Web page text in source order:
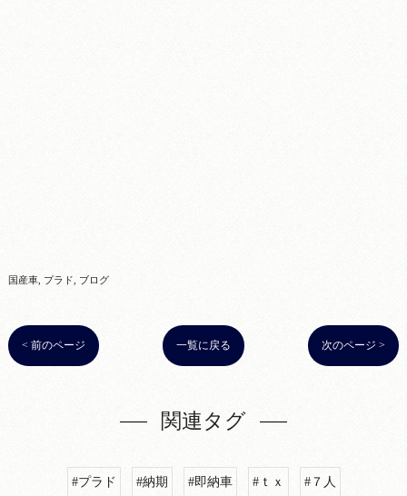
国産車 プラド ブログ
< 前のページ 一覧に戻る 次のページ >
関連タグ
#プラド #納期 #即納車 #ｔｘ #７人